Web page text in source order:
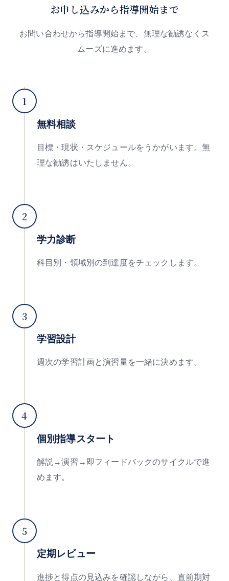
お申し込みから指導開始まで
お問い合わせから指導開始まで、無理な勧誘なくス
ムーズに進めます。
1
無料相談
目標・現状・スケジュールをうかがいます。無
理な勧誘はいたしません。
2
学力診断
科目別・領域別の到達度をチェックします。
3
学習設計
週次の学習計画と演習量を一緒に決めます。
4
個別指導スタート
解説→演習→即フィードバックのサイクルで進
めます。
5
定期レビュー
進捗と得点の見込みを確認しながら、直前期対